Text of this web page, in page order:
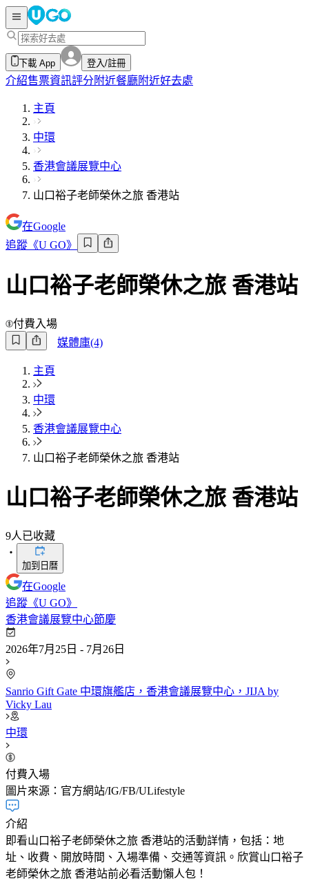
下載 App 登入/註冊
介紹售票資訊評分 附近餐廳附近好去處
主頁
中環
香港會議展覽中心
山口裕子老師榮休之旅 香港站
在Google
追蹤《U GO》
山口裕子老師榮休之旅 香港站
付費入場
媒體庫(4)
主頁
中環
香港會議展覽中心
山口裕子老師榮休之旅 香港站
山口裕子老師榮休之旅 香港站
9人已收藏
・
加到日曆
在Google
追蹤《U GO》
香港會議展覽中心節慶
2026年7月25日 - 7月26日
Sanrio Gift Gate 中環旗艦店，香港會議展覽中心，JIJA by
Vicky Lau
中環
付費入場
圖片來源：官方網站/IG/FB/ULifestyle
介紹
即看山口裕子老師榮休之旅 香港站的活動詳情，包括：地
址、收費、開放時間、入場準備、交通等資訊。欣賞山口裕子
老師榮休之旅 香港站前必看活動懶人包！